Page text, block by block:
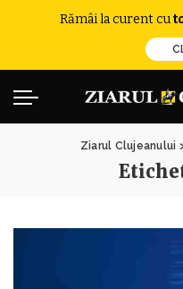
Rămâi la curent cu
Ziarul Clujeanului